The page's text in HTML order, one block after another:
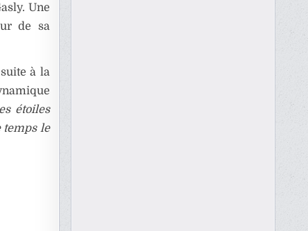
Une
de sa
à la
étoiles
temps le